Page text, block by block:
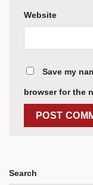
Website
Save my
browser for the
Search